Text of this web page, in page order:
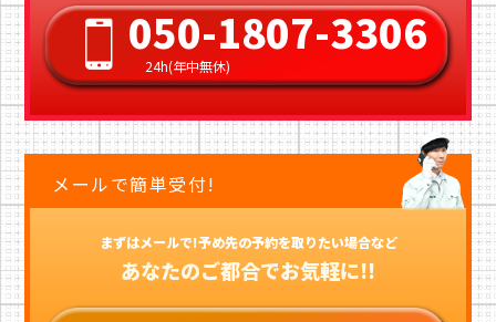
050-1807-3306
24h(年中無休)
メールで簡単受付!
まずはメールで!予め先の予約を取りたい場合など
あなたのご都合でお気軽に!!